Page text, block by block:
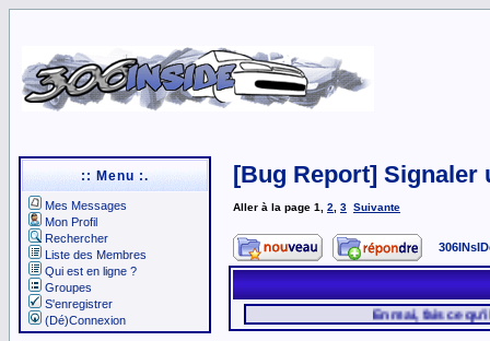
:: Menu :.
Mes Messages
Mon Profil
Rechercher
Liste des Membres
Qui est en ligne ?
Groupes
S'enregistrer
(Dé)Connexion
[Bug Report] Signaler
Aller à la page 1 2 3 Suivante
En mai, fais ce qu'il te plait